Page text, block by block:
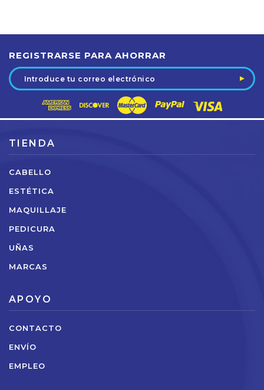
REGISTRARSE PARA AHORRAR
Dirección
de
electrónico
TIENDA
CABELLO
ESTÉTICA
MAQUILLAJE
PEDICURA
UÑAS
MARCAS
APOYO
CONTACTO
ENVÍO
EMPLEO